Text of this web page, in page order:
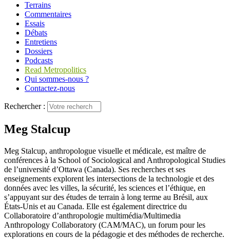
Terrains
Commentaires
Essais
Débats
Entretiens
Dossiers
Podcasts
Read Metropolitics
Qui sommes-nous ?
Contactez-nous
Rechercher :
Meg Stalcup
Meg Stalcup, anthropologue visuelle et médicale, est maître de
conférences à la School of Sociological and Anthropological Studies
de l’université d’Ottawa (Canada). Ses recherches et ses
enseignements explorent les intersections de la technologie et des
données avec les villes, la sécurité, les sciences et l’éthique, en
s’appuyant sur des études de terrain à long terme au Brésil, aux
États-Unis et au Canada. Elle est également directrice du
Collaboratoire d’anthropologie multimédia/Multimedia
Anthropology Collaboratory (CAM/MAC), un forum pour les
explorations en cours de la pédagogie et des méthodes de recherche.